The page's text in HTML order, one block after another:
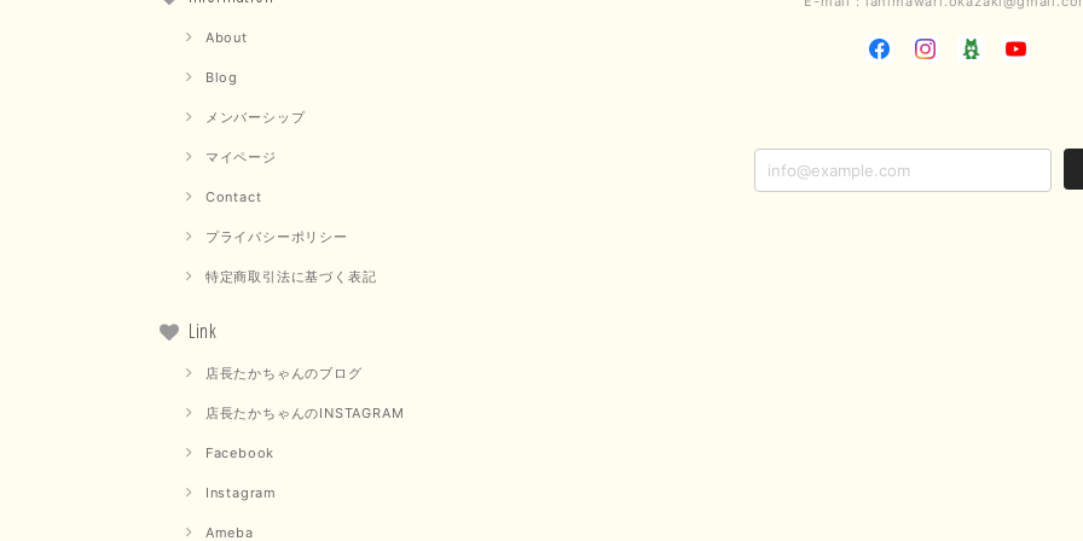
About
Blog
メンバーシップ
マイページ
Contact
プライバシーポリシー
特定商取引法に基づく表記
Link
店長たかちゃんのブログ
店長たかちゃんのINSTAGRAM
Facebook
Instagram
Ameba